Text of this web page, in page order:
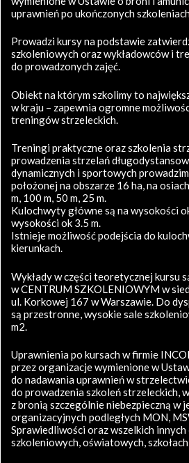
uprawnień po ukończonych
Prowadzi kursy na podstawie
szkoleniowych oraz wykładowców i
do prowadzonych zajęć.
Obiekt na którym szkolimy to
w kraju – zapewnia ogromne
treningów strzeleckich.
Treningi praktyczne oraz szkolenia
prowadzenia strzelań
dynamicznych i sportowych
położonej na obszarze 16 ha, na
m, 100 m, 50 m, 25 m.
Kulochwyty główne są na wysokości
wysokości ok 3.5 m.
Istnieje możliwość podejścia do
kierunkach.
Wykłady w części teoretycznej kursu
w CENTRUM SZKOLENIOWYM w
ul. Korkowej 167 w Warszawie. Do
są przestronne, wysokie sale
m2.
Uprawnienia po kursach w firmie
przez organizacje wymienione w
do nadawania uprawnień w
do prowadzenia szkoleń strzeleckich,
z bronią szczególnie niebezpieczną w
organizacyjnych podległych MON,
Sprawiedliwości oraz wszelkich
szkoleniowych, oświatowych,